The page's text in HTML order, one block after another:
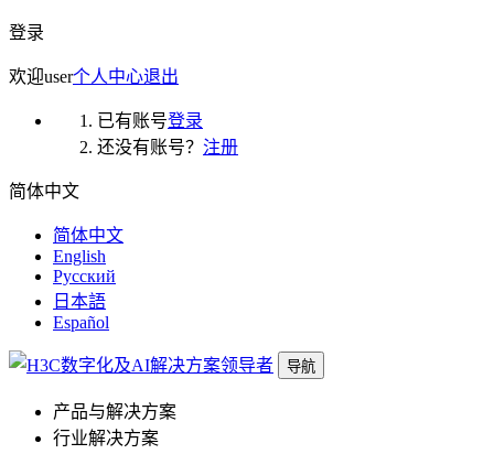
登录
欢迎user个人中心退出
已有账号登录
还没有账号？ 注册
简体中文
简体中文
English
Русский
日本語
Español
导航
产品与解决方案
行业解决方案